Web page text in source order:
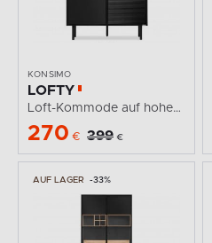
KONSIMO
LOFTY
Loft-Kommode auf hohen schwarzen Beinen
270 € 399 €
AUF LAGER -33%